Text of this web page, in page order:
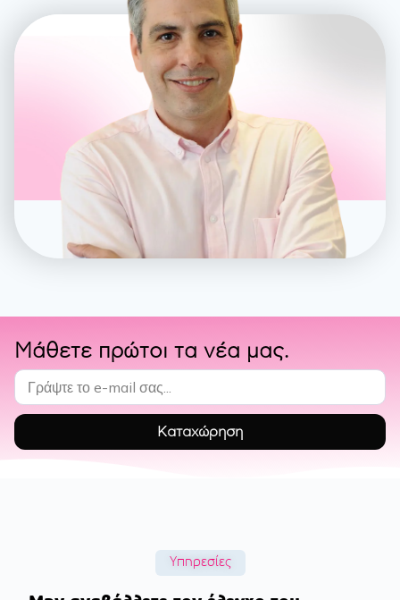
Παράλληλα με την ειδίκευση του παρακολούθησε και
συμμετείχε στην χρήση και λειτουργία συστήματος
στερεοτατικής βιοψίας μαστού “MAMMOTOME – BLES”
“Μονάδα Μαστού” Α’ Προπαιδευτικής Χειρουργικής
Κλινικής ΙΠΠΟΚΡΑΤΕΙΟΥ Γ.Ν.Α.
Έχει παρακολουθήσει και συμμετάσχει σε πολλά συνέδρια
σχετικά με τον Καρκίνο του Μαστού και τη Γενική
Χειρουργική, ενώ ακόμη, έχει παρουσιάσει και αρκετές
εργασίες και ανακοινώσεις.
Είναι μέλος τηςΕλληνικής Χειρουργικής Εταιρίας
ομιλητής, είτε ως εξεταστής.
Το 2016 Εργάστηκε ως επιμελητής στο Κέντρο Μαστού του
METROPOLITAN HOSPITAL
περιοχή της Ηλιούπολης και συνεργάζεται με τα
Ευγενίδειο θεραπευτήριο , Mediterraneo
hospital , Μητέρα , Ιατρικό παλαιού Φαλήρου
Μάθετε πρώτοι τα νέα μας.
Καταχώρηση
Υπηρεσίες